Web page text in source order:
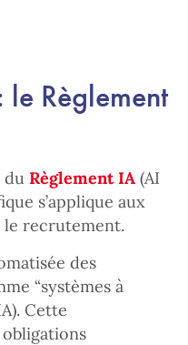
Règlement
du Règlement IA (AI
s’applique aux
le recrutement.
des
“systèmes à
Cette